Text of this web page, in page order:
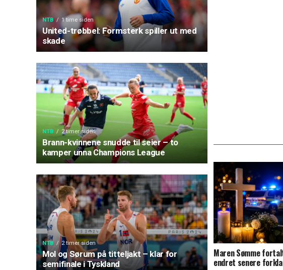
NTB 1 time siden
United-trøbbel: Formsterk spiller ut med
skade
NTB 2 timer siden
Brann-kvinnene snudde til seier – to
kamper unna Champions League
NTB 2 timer siden
Mol og Sørum på titteljakt – klar for
semifinale i Tyskland
Maren Sømme
endret senere